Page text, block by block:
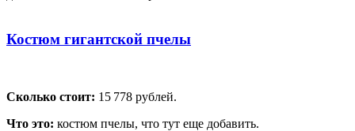
Костюм гигантской пчелы
Сколько стоит: 15 778 рублей.
Что это: костюм пчелы, что тут еще добавить.